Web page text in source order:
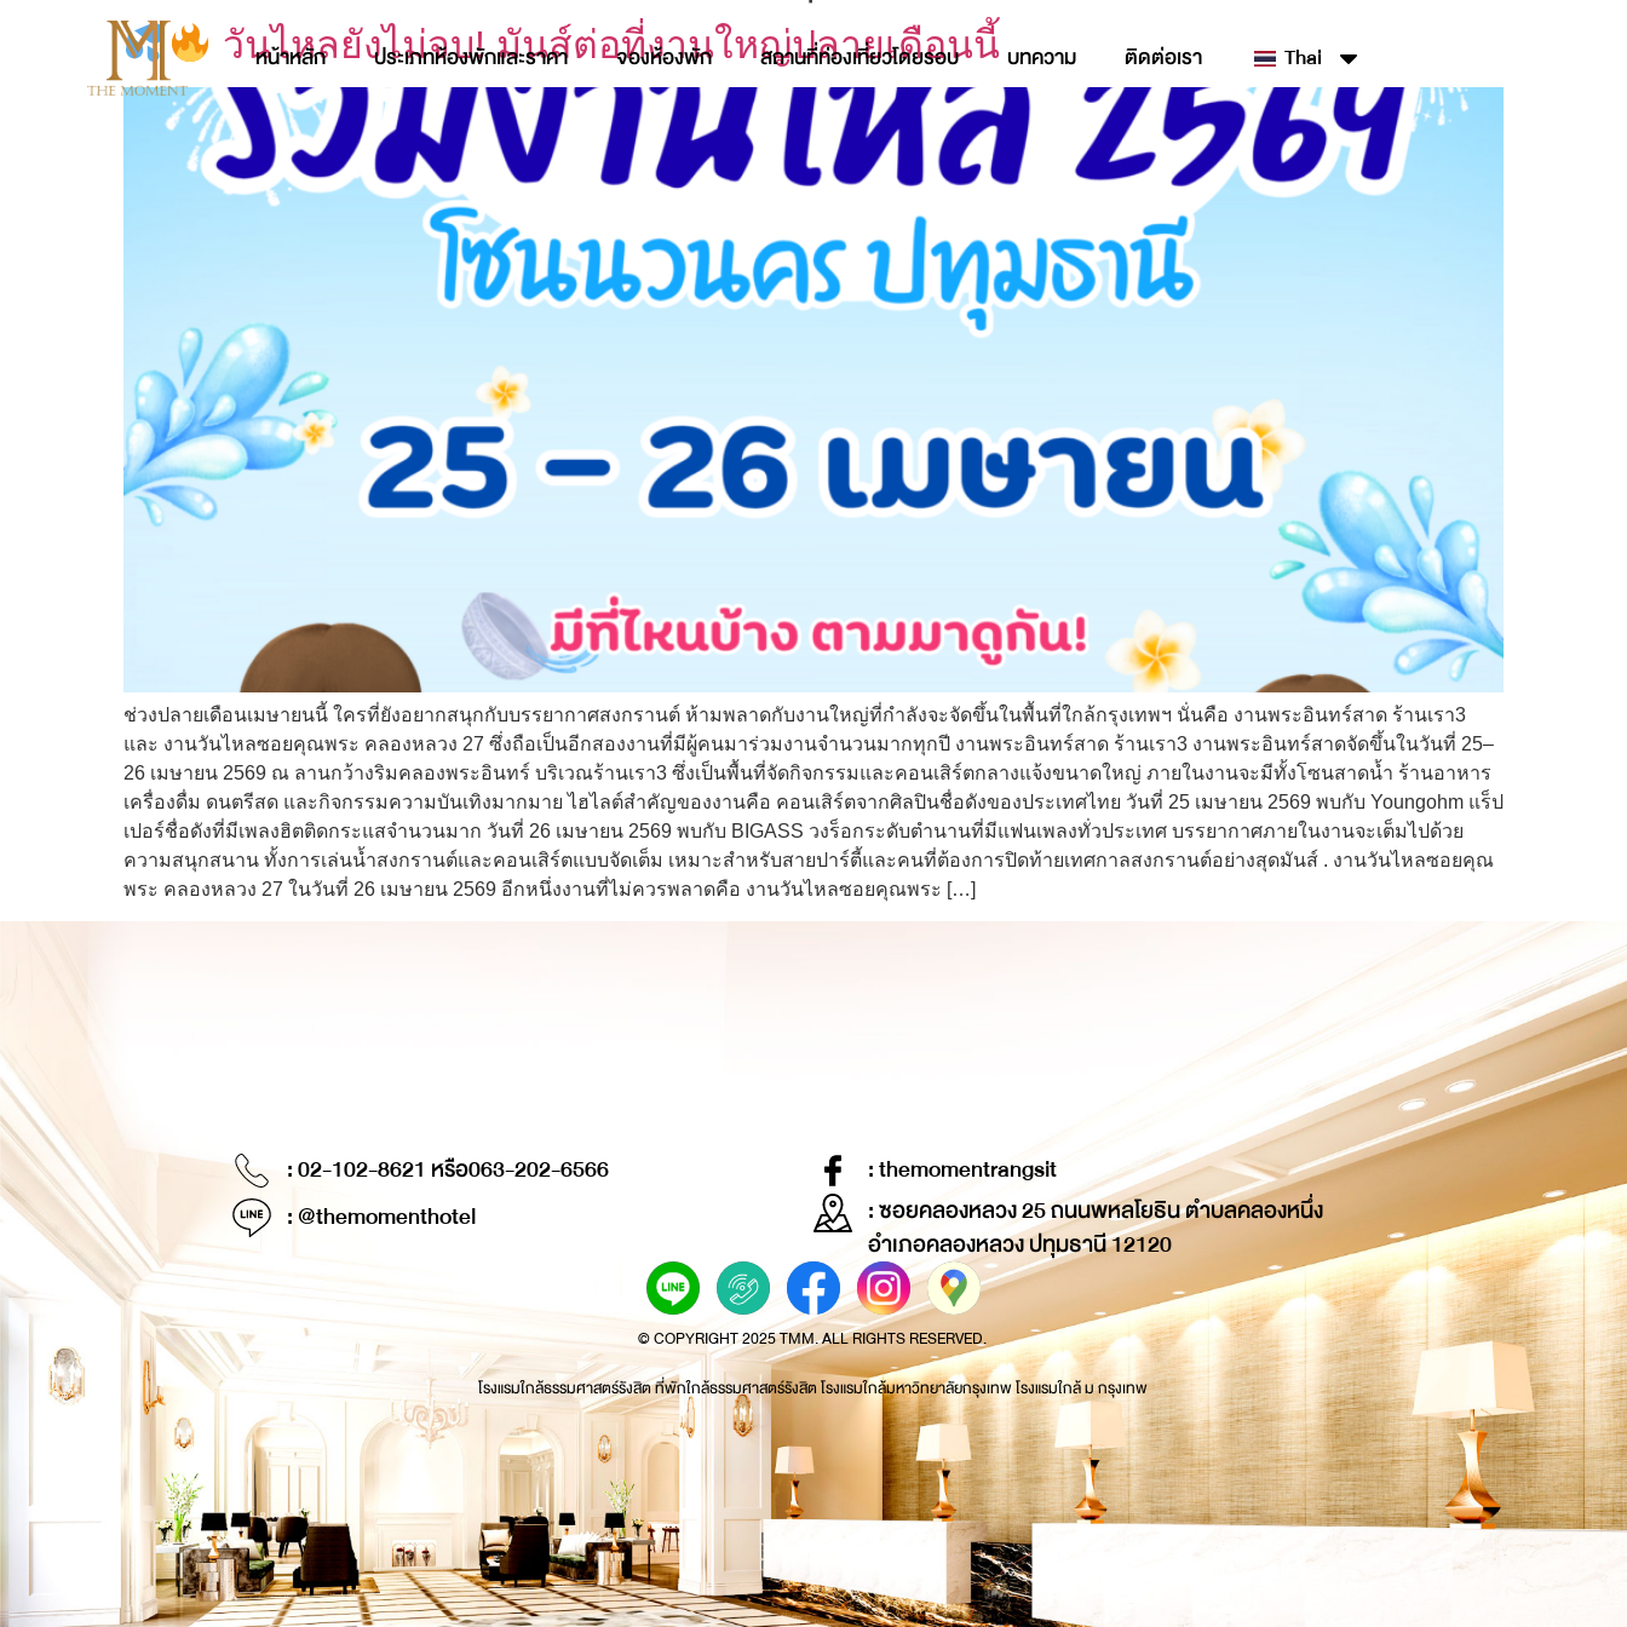
หน้าหลัก ประเภทห้องพักและราคา จองห้องพัก สถานที่ท่องเที่ยวโดยรอบ บทความ ติดต่อเรา Thai
วันไหลยังไม่จบ! มันส์ต่อที่งานใหญ่ปลายเดือนนี้
ช่วงปลายเดือนเมษายนนี้ ใครที่ยังอยากสนุกกับบรรยากาศสงกรานต์ ห้ามพลาดกับงานใหญ่ที่กำลังจะจัดขึ้นในพื้นที่ใกล้กรุงเทพฯ นั่นคือ งานพระอินทร์สาด ร้านเรา3
และ งานวันไหลซอยคุณพระ คลองหลวง 27 ซึ่งถือเป็นอีกสองงานที่มีผู้คนมาร่วมงานจำนวนมากทุกปี งานพระอินทร์สาด ร้านเรา3 งานพระอินทร์สาดจัดขึ้นในวันที่ 25–
26 เมษายน 2569 ณ ลานกว้างริมคลองพระอินทร์ บริเวณร้านเรา3 ซึ่งเป็นพื้นที่จัดกิจกรรมและคอนเสิร์ตกลางแจ้งขนาดใหญ่ ภายในงานจะมีทั้งโซนสาดน้ำ ร้านอาหาร
เครื่องดื่ม ดนตรีสด และกิจกรรมความบันเทิงมากมาย ไฮไลต์สำคัญของงานคือ คอนเสิร์ตจากศิลปินชื่อดังของประเทศไทย วันที่ 25 เมษายน 2569 พบกับ Youngohm แร็ป
เปอร์ชื่อดังที่มีเพลงฮิตติดกระแสจำนวนมาก วันที่ 26 เมษายน 2569 พบกับ BIGASS วงร็อกระดับตำนานที่มีแฟนเพลงทั่วประเทศ บรรยากาศภายในงานจะเต็มไปด้วย
ความสนุกสนาน ทั้งการเล่นน้ำสงกรานต์และคอนเสิร์ตแบบจัดเต็ม เหมาะสำหรับสายปาร์ตี้และคนที่ต้องการปิดท้ายเทศกาลสงกรานต์อย่างสุดมันส์ . งานวันไหลซอยคุณ
พระ คลองหลวง 27 ในวันที่ 26 เมษายน 2569 อีกหนึ่งงานที่ไม่ควรพลาดคือ งานวันไหลซอยคุณพระ […]
: 02-102-8621 หรือ063-202-6566
: @themomenthotel
: themomentrangsit
: ซอยคลองหลวง 25 ถนนพหลโยธิน ตำบลคลองหนึ่ง
อำเภอคลองหลวง ปทุมธานี 12120
© COPYRIGHT 2025 TMM. ALL RIGHTS RESERVED.
โรงแรมใกล้ธรรมศาสตร์รังสิต ที่พักใกล้ธรรมศาสตร์รังสิต โรงแรมใกล้มหาวิทยาลัยกรุงเทพ โรงแรมใกล้ ม กรุงเทพ